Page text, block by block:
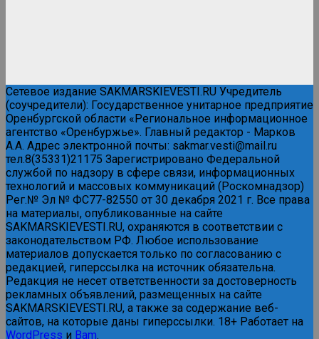
Сетевое издание SAKMARSKIEVESTI.RU Учредитель
(соучредители): Государственное унитарное предприятие
Оренбургской области «Региональное информационное
агентство «Оренбуржье». Главный редактор - Марков
А.А. Адрес электронной почты: sakmar.vesti@mail.ru
тел.8(35331)21175 Зарегистрировано Федеральной
службой по надзору в сфере связи, информационных
технологий и массовых коммуникаций (Роскомнадзор)
Рег.№ Эл № ФС77-82550 от 30 декабря 2021 г. Все права
на материалы, опубликованные на сайте
SAKMARSKIEVESTI.RU, охраняются в соответствии с
законодательством РФ. Любое использование
материалов допускается только по согласованию с
редакцией, гиперссылка на источник обязательна.
Редакция не несет ответственности за достоверность
рекламных объявлений, размещенных на сайте
SAKMARSKIEVESTI.RU, а также за содержание веб-
сайтов, на которые даны гиперссылки. 18+ Работает на
WordPress и Bam.